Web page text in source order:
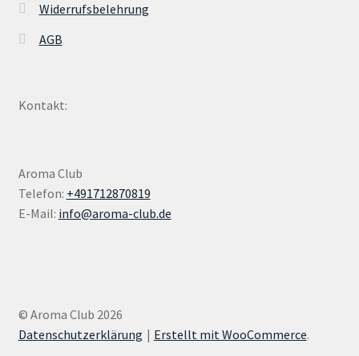
Widerrufsbelehrung
AGB
Kontakt:
Aroma Club
Telefon: +491712870819
E-Mail: info@aroma-club.de
© Aroma Club 2026
Datenschutzerklärung
Erstellt mit WooCommerce.